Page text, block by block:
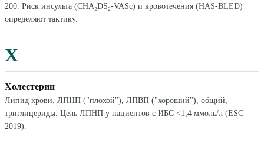
200. Риск инсульта (CHA₂DS₂-VASc) и кровотечения (HAS-BLED)
определяют тактику.
Х
Холестерин
Липид крови. ЛПНП ("плохой"), ЛПВП ("хороший"), общий,
триглицериды. Цель ЛПНП у пациентов с ИБС <1,4 ммоль/л (ESC
2019).